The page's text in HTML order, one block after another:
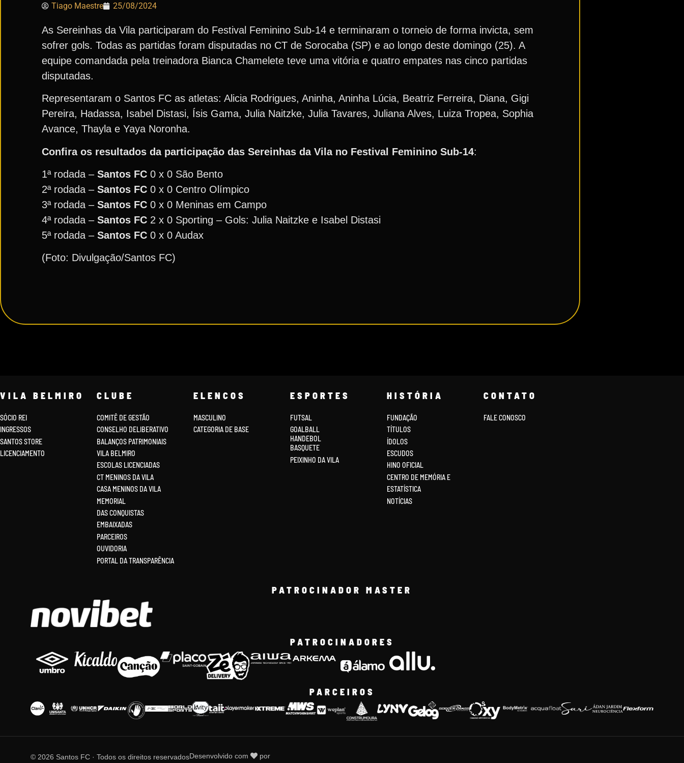
Tiago Maestre 25/08/2024
As Sereinhas da Vila participaram do Festival Feminino Sub-14 e terminaram o torneio de forma invicta, sem
sofrer gols. Todas as partidas foram disputadas no CT de Sorocaba (SP) e ao longo deste domingo (25). A
equipe comandada pela treinadora Bianca Chamelete teve uma vitória e quatro empates nas cinco partidas
disputadas.
Representaram o Santos FC as atletas: Alicia Rodrigues, Aninha, Aninha Lúcia, Beatriz Ferreira, Diana, Gigi
Pereira, Hadassa, Isabel Distasi, Ísis Gama, Julia Naitzke, Julia Tavares, Juliana Alves, Luiza Tropea, Sophia
Avance, Thayla e Yaya Noronha.
Confira os resultados da participação das Sereinhas da Vila no Festival Feminino Sub-14:
1ª rodada – Santos FC 0 x 0 São Bento
2ª rodada – Santos FC 0 x 0 Centro Olímpico
3ª rodada – Santos FC 0 x 0 Meninas em Campo
4ª rodada – Santos FC 2 x 0 Sporting – Gols: Julia Naitzke e Isabel Distasi
5ª rodada – Santos FC 0 x 0 Audax
(Foto: Divulgação/Santos FC)
VILA BELMIRO
SÓCIO REI
INGRESSOS
SANTOS STORE
LICENCIAMENTO
CLUBE
COMITÊ DE GESTÃO
CONSELHO DELIBERATIVO
BALANÇOS PATRIMONIAIS
VILA BELMIRO
ESCOLAS LICENCIADAS
CT MENINOS DA VILA
CASA MENINOS DA VILA
MEMORIAL
DAS CONQUISTAS
EMBAIXADAS
PARCEIROS
OUVIDORIA
PORTAL DA TRANSPARÊNCIA
ELENCOS
MASCULINO
CATEGORIA DE BASE
ESPORTES
FUTSAL
GOALBALL
HANDEBOL
BASQUETE
PEIXINHO DA VILA
HISTÓRIA
FUNDAÇÃO
TÍTULOS
ÍDOLOS
ESCUDOS
HINO OFICIAL
CENTRO DE MEMÓRIA E
ESTATÍSTICA
NOTÍCIAS
CONTATO
FALE CONOSCO
PATROCINADOR MASTER
PATROCINADORES
PARCEIROS
© 2026 Santos FC · Todos os direitos reservadosDesenvolvido com por